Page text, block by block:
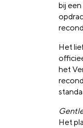
bij
Het
het
Het